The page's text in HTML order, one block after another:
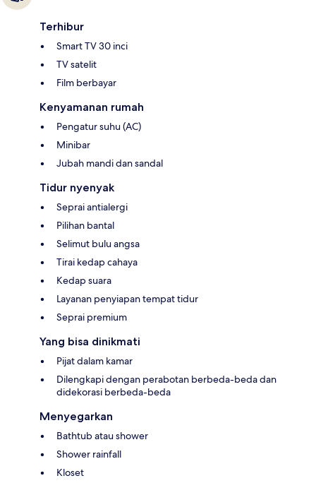
Terhibur
Smart TV 30 inci
TV satelit
Film berbayar
Kenyamanan rumah
Pengatur suhu (AC)
Minibar
Jubah mandi dan sandal
Tidur nyenyak
Seprai antialergi
Pilihan bantal
Selimut bulu angsa
Tirai kedap cahaya
Kedap suara
Layanan penyiapan tempat tidur
Seprai premium
Yang bisa dinikmati
Pijat dalam kamar
Dilengkapi dengan perabotan berbeda-beda dan
didekorasi berbeda-beda
Menyegarkan
Bathtub atau shower
Shower rainfall
Kloset